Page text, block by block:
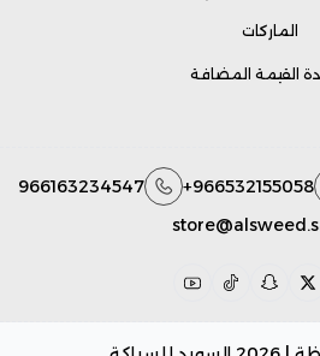
الماركات
القيمة المضافة
+966532155058
966163234547